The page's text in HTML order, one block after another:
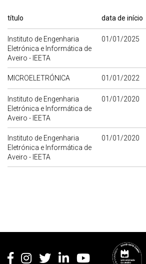
título data de início
Instituto de Engenharia
Eletrónica e Informática de
Aveiro - IEETA
01/01/2025
MICROELETRÓNICA 01/01/2022
Instituto de Engenharia
Eletrónica e Informática de
Aveiro - IEETA
01/01/2020
Instituto de Engenharia
Eletrónica e Informática de
Aveiro - IEETA
01/01/2020